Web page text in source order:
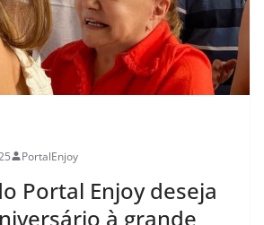
PortalEnjoy
Portal Enjoy deseja
à grande